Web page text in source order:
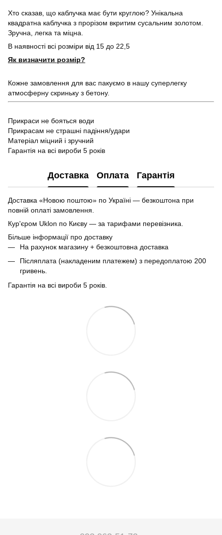
Хто сказав, що каблучка має бути круглою? Унікальна
квадратна каблучка з прорізом вкритим сусальним золотом.
Зручна, легка та міцна.
В наявності всі розміри від 15 до 22,5
Як визначити розмір?
Кожне замовлення для вас пакуємо в нашу суперлегку
атмосферну скриньку з бетону.
Прикраси не бояться води
Прикрасам не страшні падіння/удари
Матеріал міцний і зручний
Гарантія на всі вироби 5 років
Доставка Оплата Гарантія
Доставка «Новою поштою» по Україні — безкоштона при
повній оплаті замовлення.
Кур'єром Uklon по Києву — за тарифами перевізника.
Більше інформації про доставку
На рахунок магазину + безкоштовна доставка
Післяплата (накладеним платежем) з передоплатою 200
гривень.
Гарантія на всі вироби 5 років.